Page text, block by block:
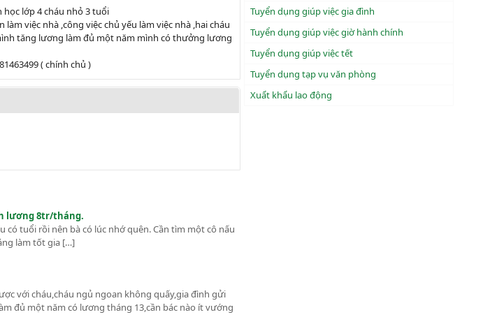
học lớp 4 cháu nhỏ 3 tuổi
việc nhà ,công việc chủ yếu làm việc nhà ,hai cháu
tăng lương làm đủ một năm mình có thưởng lương
( chính chủ )
lương 8tr/tháng.
có tuổi rồi nên bà có lúc nhớ quên. Cần tìm một cô nấu
làm tốt gia […]
với cháu,cháu ngủ ngoan không quấy,gia đình gửi
đủ một năm có lương tháng 13,cần bác nào ít vướng
Tuyển dụng giúp việc gia đình
Tuyển dụng giúp việc giờ hành chính
Tuyển dụng giúp việc tết
Tuyển dụng tạp vụ văn phòng
Xuẩt khẩu lao động